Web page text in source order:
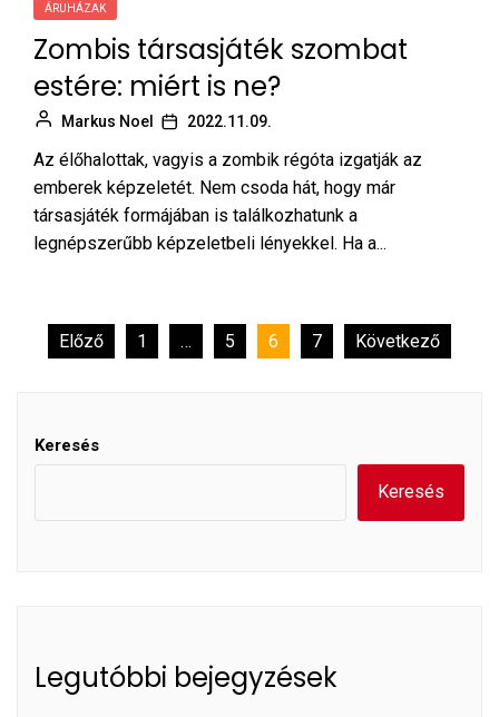
ÁRUHÁZAK
Zombis társasjáték szombat
estére: miért is ne?
Markus Noel 2022.11.09.
Az élőhalottak, vagyis a zombik régóta izgatják az
emberek képzeletét. Nem csoda hát, hogy már
társasjáték formájában is találkozhatunk a
legnépszerűbb képzeletbeli lényekkel. Ha a...
Bejegyzések
Előző 1 … 5 6 7 Következő
Keresés
Keresés
Legutóbbi bejegyzések